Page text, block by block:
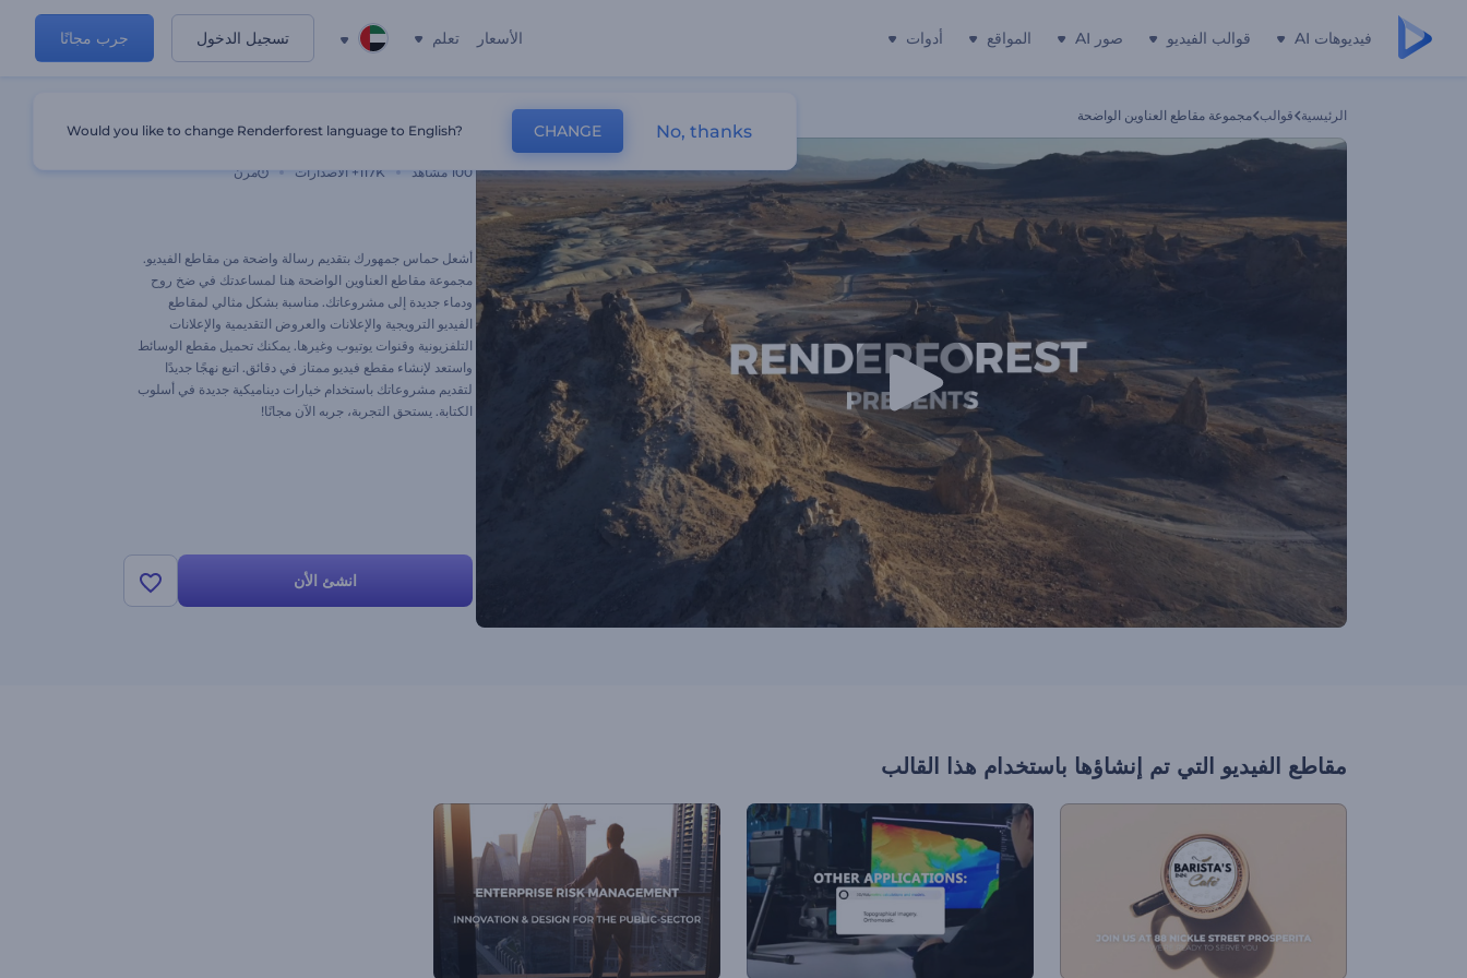
فيديوهات AI قوالب الفيديو صور AI المواقع أدوات الأسعار تعلم تسجيل الدخول جرب مجانًا
الرئيسية قوالب مجموعة مقاطع العناوين الواضحة
100 مشاهد 117K+ الاصدارات مرن
أشعل حماس جمهورك بتقديم رسالة واضحة من مقاطع الفيديو.
مجموعة مقاطع العناوين الواضحة هنا لمساعدتك في ضخ روح
ودماء جديدة إلى مشروعاتك. مناسبة بشكل مثالي لمقاطع
الفيديو الترويجية والإعلانات والعروض التقديمية والإعلانات
التلفزيونية وقنوات يوتيوب وغيرها. يمكنك تحميل مقطع الوسائط
واستعد لإنشاء مقطع فيديو ممتاز في دقائق. اتبع نهجًا جديدًا
لتقديم مشروعاتك باستخدام خيارات ديناميكية جديدة في أسلوب
الكتابة. يستحق التجربة، جربه الآن مجانًا!
انشئ الأن
مقاطع الفيديو التي تم إنشاؤها باستخدام هذا القالب
Would you like to change Renderforest language to English? CHANGE No, thanks